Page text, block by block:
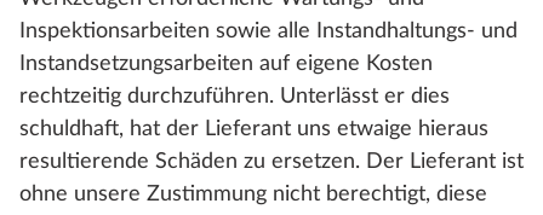
Inspektionsarbeiten sowie alle Instandhaltungs- und
Instandsetzungsarbeiten auf eigene Kosten
rechtzeitig durchzuführen. Unterlässt er dies
schuldhaft, hat der Lieferant uns etwaige hieraus
resultierende Schäden zu ersetzen. Der Lieferant ist
ohne unsere Zustimmung nicht berechtigt, diese